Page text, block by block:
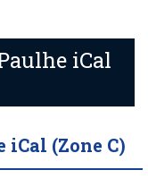
iCal
(Zone C)